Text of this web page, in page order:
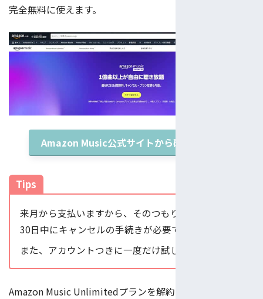
完全無料に使えます。
Amazon Music公式サイトから確認する
Tips
来月から支払いますから、そのつもりではなければ
30日中にキャンセルの手続きが必要です。
また、アカウントつきに一度だけ試しできます。
Amazon Music Unlimitedプランを解約する方法も、これ